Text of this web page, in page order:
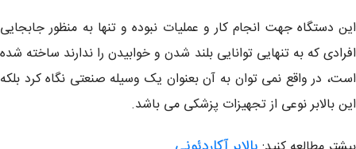
این دستگاه جهت انجام کار و عملیات نبوده و تنها به منظور جابجایی
افرادی که به تنهایی توانایی بلند شدن و خوابیدن را ندارند ساخته شده
است، در واقع نمی توان به آن بعنوان یک وسیله صنعتی نگاه کرد بلکه
این بالابر نوعی از تجهیزات پزشکی می باشد.